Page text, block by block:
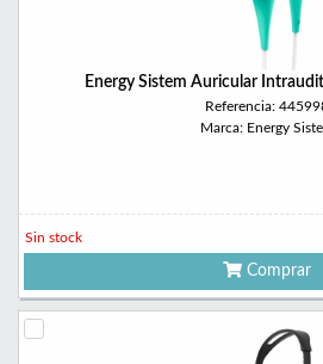
Energy Sistem Auricular
Referencia:
Marca: Energy
Sin stock
Comprar